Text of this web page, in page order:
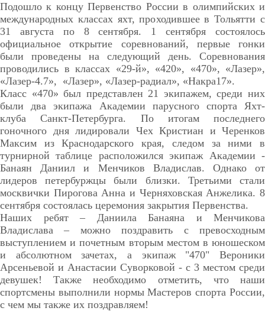
Подошло к концу Первенство России в олимпийских и
международных классах яхт, проходившее в Тольятти с
31 августа по 8 сентября. 1 сентября состоялось
официальное открытие соревнований, первые гонки
были проведены на следующий день. Соревнования
проводились в классах «29-й», «420», «470», «Лазер»,
«Лазер-4.7», «Лазер», «Лазер-радиал», «Накра17».
Класс «470» был представлен 21 экипажем, среди них
были два экипажа Академии парусного спорта Яхт-
клуба Санкт-Петербурга. По итогам последнего
гоночного дня лидировали Чех Кристиан и Черенков
Максим из Краснодарского края, следом за ними в
турнирной таблице расположился экипаж Академии -
Банаян Даниил и Менчиков Владислав. Однако от
лидеров петербуржцы были близки. Третьими стали
москвички Пирогова Анна и Черняховская Анжелика. 8
сентября состоялась церемония закрытия Первенства.
Наших ребят – Даниила Банаяна и Менчикова
Владислава – можно поздравить с превосходным
выступлением и почетным вторым местом в юношеском
и абсолютном зачетах, а экипаж "470" Вероники
Арсеньевой и Анастасии Суворковой - с 3 местом среди
девушек! Также необходимо отметить, что наши
спортсмены выполнили нормы Мастеров спорта России,
с чем мы также их поздравляем!